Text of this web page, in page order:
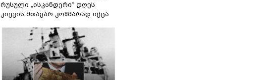
რუსული „ისკანდერი“ დღეს
კიევის მთავარ კოშმარად იქცა